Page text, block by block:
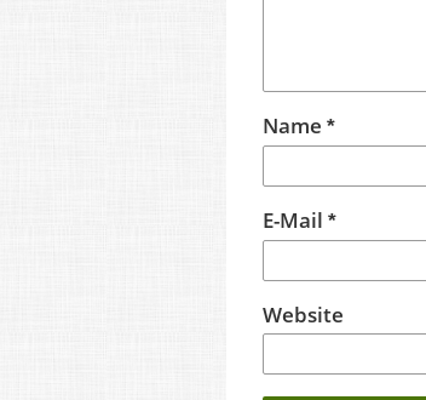
Name *
E-Mail *
Website